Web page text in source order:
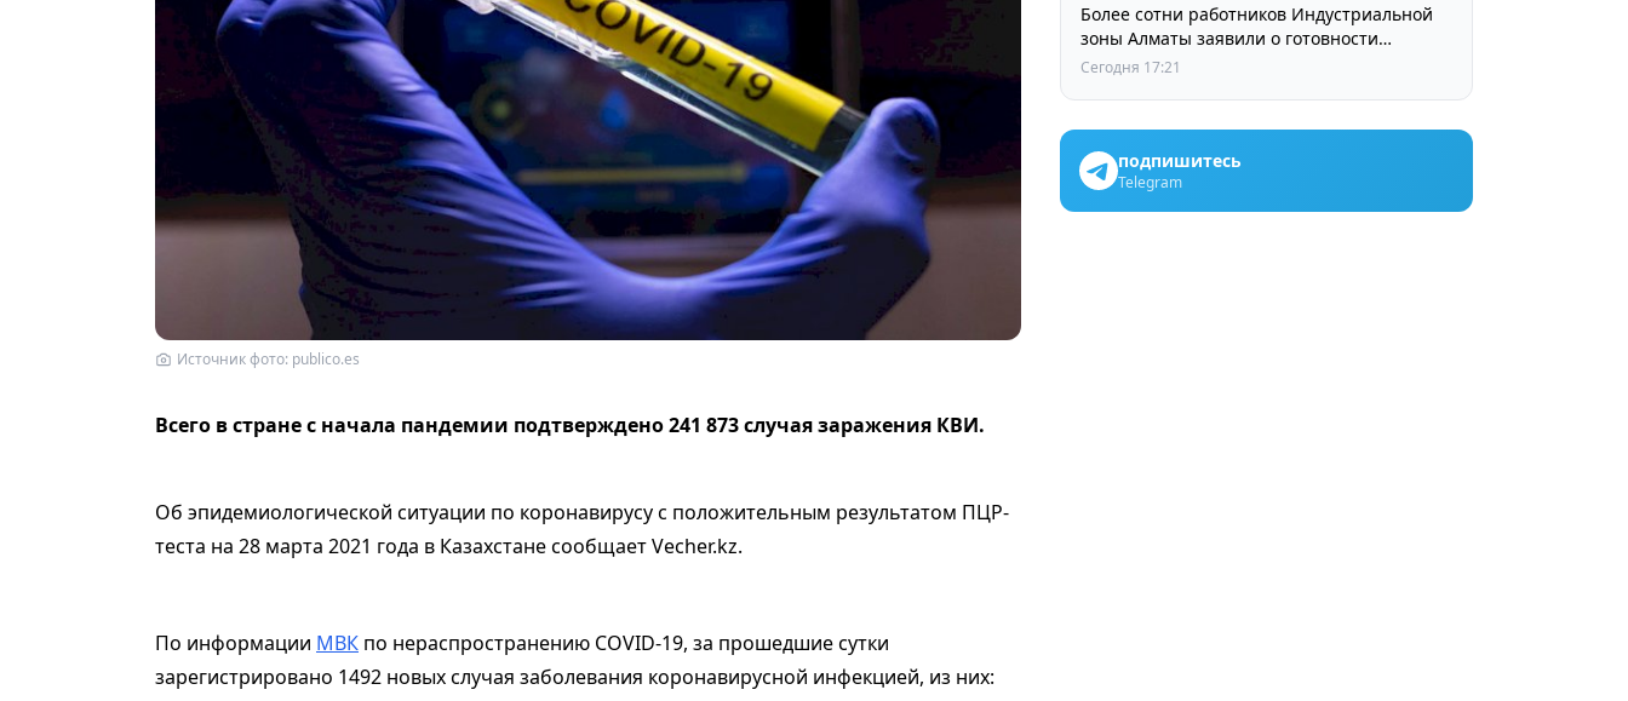
Источник фото: publico.es
Всего в стране с начала пандемии подтверждено 241 873 случая заражения КВИ.
Об эпидемиологической ситуации по коронавирусу с положительным результатом ПЦР-
теста на 28 марта 2021 года в Казахстане сообщает Vecher.kz.
По информации МВК по нераспространению COVID-19, за прошедшие сутки
зарегистрировано 1492 новых случая заболевания коронавирусной инфекцией, из них:
Более сотни работников Индустриальной
зоны Алматы заявили о готовности
принять участие в выборах членов
Сегодня 17:21
подпишитесь
Telegram